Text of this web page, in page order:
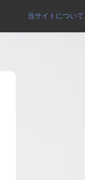
当サイトについて